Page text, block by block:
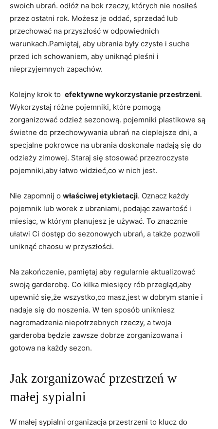
swoich​ ubrań. odłóż na bok rzeczy, których nie nosiłeś
⁤przez​ ostatni rok. Możesz je ‍oddać, sprzedać lub
przechować na ‍przyszłość w ​odpowiednich
warunkach.Pamiętaj, aby ubrania były czyste i ​suche
przed‍ ich schowaniem, aby uniknąć pleśni​ i
nieprzyjemnych zapachów.
Kolejny krok to ‍ efektywne wykorzystanie przestrzeni.
Wykorzystaj różne pojemniki, które pomogą
zorganizować‌ odzież sezonową. pojemniki plastikowe​ są
świetne do przechowywania ⁣ubrań na cieplejsze dni, a
specjalne⁢ pokrowce na ubrania doskonale nadają się ⁣do
odzieży zimowej. Staraj ⁤się stosować przezroczyste
pojemniki,aby łatwo widzieć,co w nich jest.
Nie zapomnij o⁤ właściwej etykietacji. Oznacz⁢ każdy
pojemnik⁤ lub worek z ubraniami,⁢ podając⁢ zawartość i
miesiąc, w którym planujesz je używać. To znacznie
⁤ułatwi Ci dostęp ‍do sezonowych ubrań, a także pozwoli⁢
uniknąć chaosu w ⁢przyszłości.
Na zakończenie, pamiętaj aby regularnie aktualizować
swoją ⁤garderobę. Co kilka miesięcy rób przegląd,aby
upewnić się,że wszystko,co masz,jest w⁤ dobrym stanie i
nadaje się ⁣do noszenia. W⁣ ten sposób unikniesz
nagromadzenia niepotrzebnych rzeczy, a twoja​
garderoba będzie zawsze dobrze zorganizowana i ​
gotowa na każdy sezon.
Jak⁣ zorganizować przestrzeń w
małej sypialni
W ‌małej sypialni organizacja⁣ przestrzeni to klucz ‍do